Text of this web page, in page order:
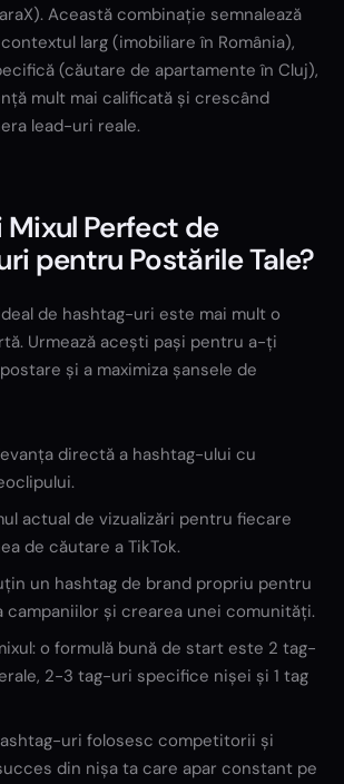
Această combinație semnalează
larg (imobiliare în România),
(căutare de apartamente în Cluj),
mult mai calificată și crescând
lead-uri reale.
Mixul Perfect de
pentru Postările Tale?
de hashtag-uri este mai mult o
Urmează acești pași pentru a-ți
și a maximiza șansele de
directă a hashtag-ului cu
actual de vizualizări pentru fiecare
de căutare a TikTok.
un hashtag de brand propriu pentru
campaniilor și crearea unei comunități.
o formulă bună de start este 2 tag-
2-3 tag-uri specifice nișei și 1 tag
uri folosesc competitorii și
din nișa ta care apar constant pe